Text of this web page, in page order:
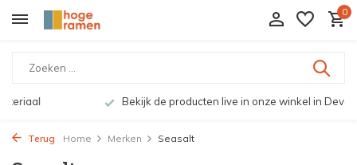
0
Bekijk de producten live in onze winkel in Deventer
Terug Home Merken Seasalt